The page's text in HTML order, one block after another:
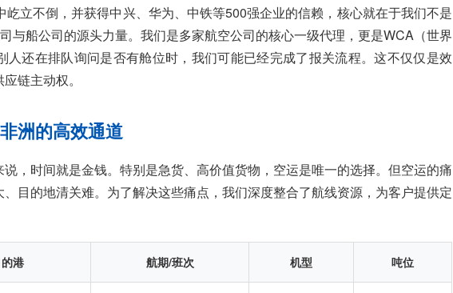
立不倒，并获得中兴、华为、中铁等500强企业的信赖，核心就在于我们不是
与船公司的源头力量。我们是多家航空公司的核心一级代理，更是WCA（世界
人还在排队询问是否有舱位时，我们可能已经完成了报关流程。这不仅仅是效
链主动权。
洲的高效通道
，时间就是金钱。特别是急货、高价值货物，空运是唯一的选择。但空运的痛
目的地清关难。为了解决这些痛点，我们深度整合了航线资源，为客户提供定
的港 航期/班次 机型 吨位